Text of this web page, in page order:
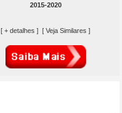
2015-2020
[ + detalhes ] [ Veja Similares ]